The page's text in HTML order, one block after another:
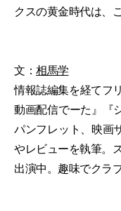
クスの黄金時代は、
文： 相馬学
情報誌編集を経てフ
動画配信でーた』『
パンフレット、映画
やレビューを執筆。
出演中。趣味でクラ